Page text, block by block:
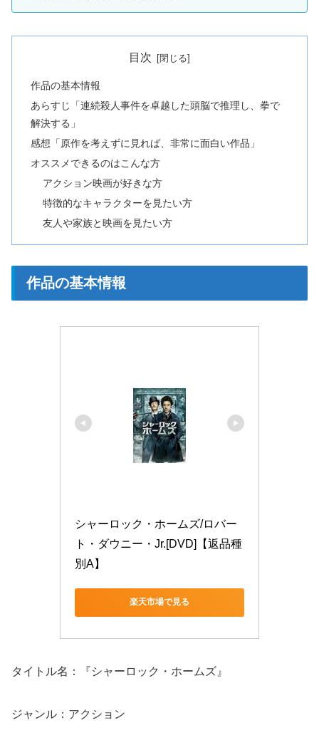
目次
作品の基本情報
あらすじ「連続殺人事件を卓越した頭脳で推理し、拳で
解決する」
感想「原作を考えずに見れば、非常に面白い作品」
オススメできるのはこんな方
アクション映画が好きな方
特徴的なキャラクターを見たい方
友人や家族と映画を見たい方
作品の基本情報
シャーロック・ホームズ/ロバー
ト・ダウニー・Jr.[DVD]【返品種
別A】
楽天市場で見る
タイトル名：『シャーロック・ホームズ』
ジャンル：アクション